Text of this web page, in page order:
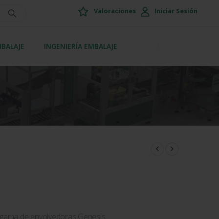
Valoraciones Iniciar Sesión
INGENIERÍA EMBALAJE
de envolvedoras Genesis.